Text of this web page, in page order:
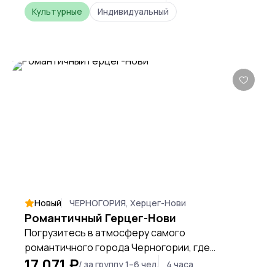
столицы — это приключение, которое
объединит семью яркими впечатлениями и
Культурные
Индивидуальный
Новый ЧЕРНОГОРИЯ, Херцег-Нови
Романтичный Герцег-Нови
Погрузитесь в атмосферу самого
романтичного города Черногории, где
вдохновение витает в воздухе, а каждый
/ за группу 1–6 чел.
4 часа